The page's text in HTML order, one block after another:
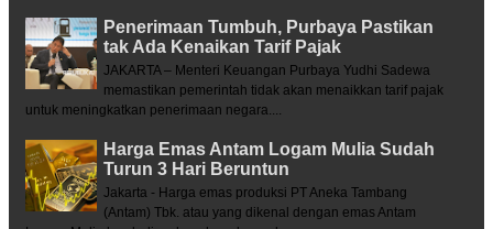
Penerimaan Tumbuh, Purbaya Pastikan
tak Ada Kenaikan Tarif Pajak
JAKARTA – Menteri Keuangan Purbaya Yudhi Sadewa
memastikan pemerintah tidak akan menaikkan tarif pajak
untuk meningkatkan penerimaan negara....
Harga Emas Antam Logam Mulia Sudah
Turun 3 Hari Beruntun
Jakarta - Harga emas produksi PT Aneka Tambang
(Antam) Tbk. atau yang dikenal dengan emas Antam